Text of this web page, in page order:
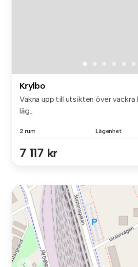
Krylbo
Vakna upp till utsikten över vackra
läg...
2 rum Lägenhet
7 117 kr